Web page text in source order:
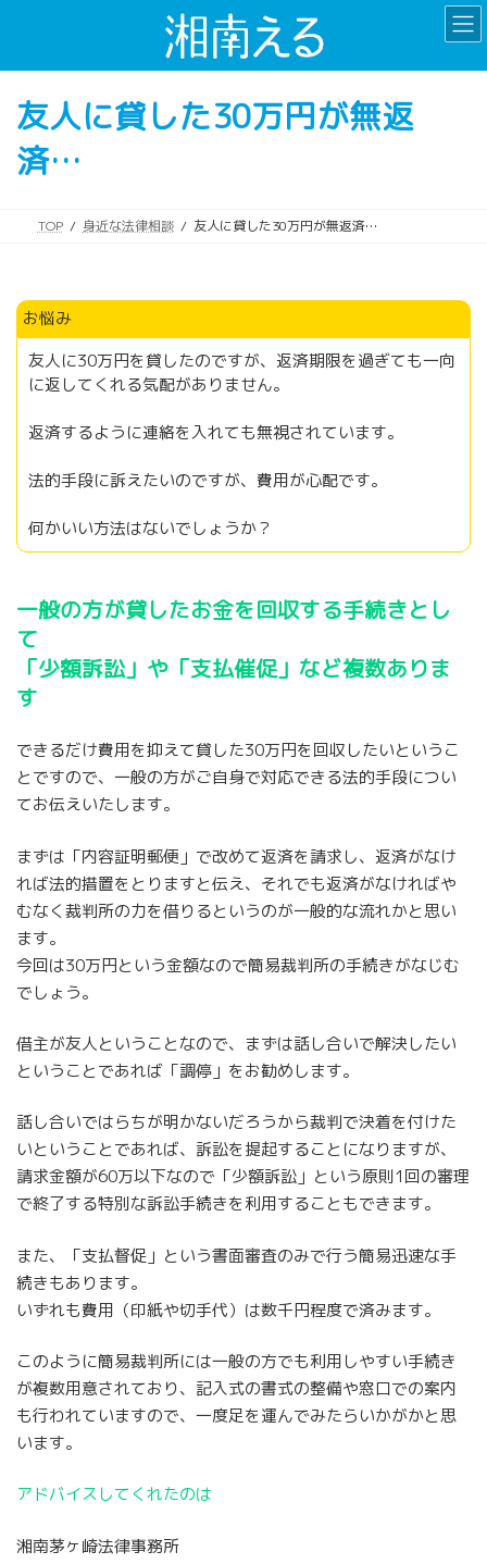
友人に貸した30万円が無返
済…
TOP 身近な法律相談 友人に貸した30万円が無返済…
お悩み
友人に30万円を貸したのですが、返済期限を過ぎても一向
に返してくれる気配がありません。
返済するように連絡を入れても無視されています。
法的手段に訴えたいのですが、費用が心配です。
何かいい方法はないでしょうか？
一般の方が貸したお金を回収する手続きとし
て
「少額訴訟」や「支払催促」など複数ありま
す
できるだけ費用を抑えて貸した30万円を回収したいというこ
とですので、一般の方がご自身で対応できる法的手段につい
てお伝えいたします。
まずは「内容証明郵便」で改めて返済を請求し、返済がなけ
れば法的措置をとりますと伝え、それでも返済がなければや
むなく裁判所の力を借りるというのが一般的な流れかと思い
ます。
今回は30万円という金額なので簡易裁判所の手続きがなじむ
でしょう。
借主が友人ということなので、まずは話し合いで解決したい
ということであれば「調停」をお勧めします。
話し合いではらちが明かないだろうから裁判で決着を付けた
いということであれば、訴訟を提起することになりますが、
請求金額が60万以下なので「少額訴訟」という原則1回の審理
で終了する特別な訴訟手続きを利用することもできます。
また、「支払督促」という書面審査のみで行う簡易迅速な手
続きもあります。
いずれも費用（印紙や切手代）は数千円程度で済みます。
このように簡易裁判所には一般の方でも利用しやすい手続き
が複数用意されており、記入式の書式の整備や窓口での案内
も行われていますので、一度足を運んでみたらいかがかと思
います。
アドバイスしてくれたのは
湘南茅ヶ崎法律事務所